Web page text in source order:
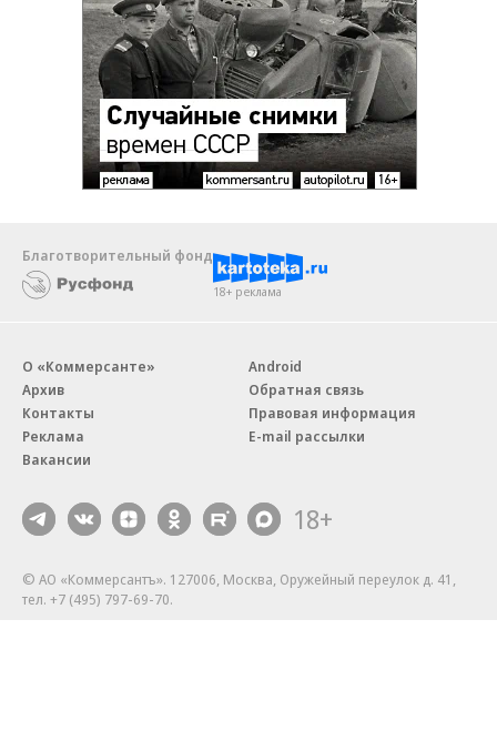
Благотворительный фонд
18+ реклама
О «Коммерсанте»
Архив
Контакты
Реклама
Вакансии
Android
Обратная связь
Правовая информация
E-mail рассылки
18+
© АО «Коммерсантъ». 127006, Москва, Оружейный переулок д. 41,
тел. +7 (495) 797-69-70.